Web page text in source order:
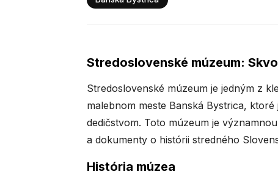
Stredoslovenské múzeum:
Stredoslovenské múzeum je jedným z
malebnom meste Banská Bystrica,
dedičstvom. Toto múzeum je
a dokumenty o histórii stredného
História múzea